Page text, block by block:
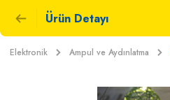
Ürün Detayı
Elektronik Ampul ve Aydınlatma